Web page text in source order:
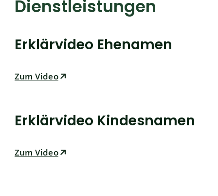
Dienstleistungen
Erklärvideo Ehenamen
Zum Video
Erklärvideo Kindesnamen
Zum Video